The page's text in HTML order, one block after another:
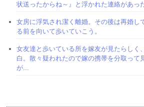
状送ったからね～』と浮かれた連絡があっ
女房に浮気され潔く離婚。その後は再婚し
る前を向いて歩いていこう。
女友達と歩いている所を嫁友が見たらしく
白。散々疑われたので嫁の携帯を分取って
が...